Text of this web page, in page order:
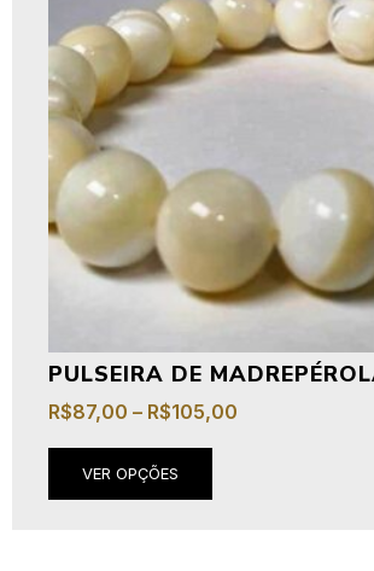
PULSEIRA DE
R$87,00 – R$105,00
VER OPÇÕES